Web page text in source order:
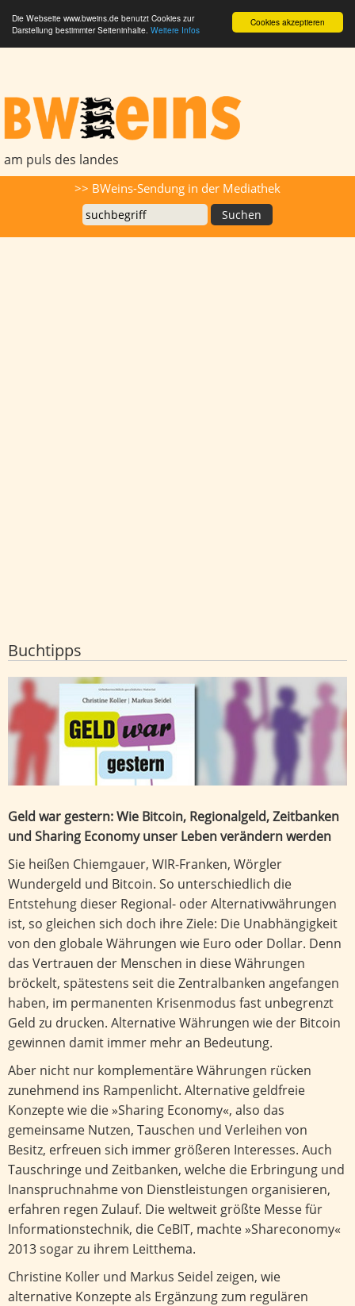
Cookies akzeptieren
Die Webseite www.bweins.de benutzt Cookies zur
Darstellung bestimmter Seiteninhalte. Weitere Infos
am puls des landes
>> BWeins-Sendung in der Mediathek
Buchtipps
Geld war gestern: Wie Bitcoin, Regionalgeld, Zeitbanken
und Sharing Economy unser Leben verändern werden
Sie heißen Chiemgauer, WIR-Franken, Wörgler
Wundergeld und Bitcoin. So unterschiedlich die
Entstehung dieser Regional- oder Alternativwährungen
ist, so gleichen sich doch ihre Ziele: Die Unabhängigkeit
von den globale Währungen wie Euro oder Dollar. Denn
das Vertrauen der Menschen in diese Währungen
bröckelt, spätestens seit die Zentralbanken angefangen
haben, im permanenten Krisenmodus fast unbegrenzt
Geld zu drucken. Alternative Währungen wie der Bitcoin
gewinnen damit immer mehr an Bedeutung.
Aber nicht nur komplementäre Währungen rücken
zunehmend ins Rampenlicht. Alternative geldfreie
Konzepte wie die »Sharing Economy«, also das
gemeinsame Nutzen, Tauschen und Verleihen von
Besitz, erfreuen sich immer größeren Interesses. Auch
Tauschringe und Zeitbanken, welche die Erbringung und
Inanspruchnahme von Dienstleistungen organisieren,
erfahren regen Zulauf. Die weltweit größte Messe für
Informationstechnik, die CeBIT, machte »Shareconomy«
2013 sogar zu ihrem Leitthema.
Christine Koller und Markus Seidel zeigen, wie
alternative Konzepte als Ergänzung zum regulären